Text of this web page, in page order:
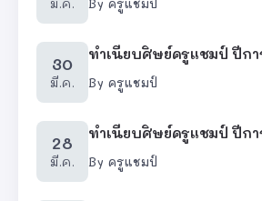
By ครูแชมป์
30
มี.ค.
ทำเนียบศิษย์ครูแชมป์ ปีกา
By ครูแชมป์
28
มี.ค.
ทำเนียบศิษย์ครูแชมป์ ปีก
By ครูแชมป์